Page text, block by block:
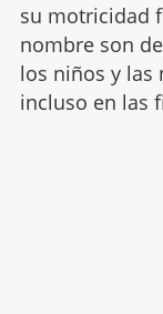
su motricidad
nombre son
los niños y las
incluso en las